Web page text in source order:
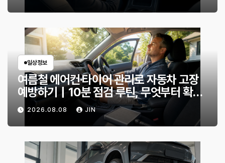
일상정보
여름철 에어컨·타이어 관리로 자동차 고장
예방하기｜10분 점검 루틴, 무엇부터 확인
할까?
2026.08.08 JIN